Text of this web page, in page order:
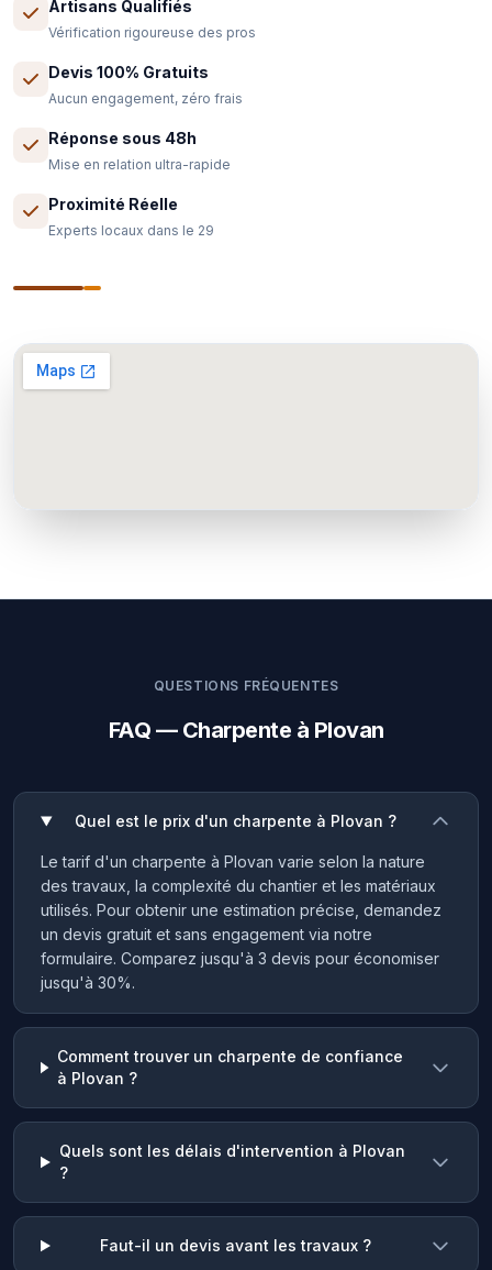
Artisans Qualifiés
Vérification rigoureuse des pros
Devis 100% Gratuits
Aucun engagement, zéro frais
Réponse sous 48h
Mise en relation ultra-rapide
Proximité Réelle
Experts locaux dans le 29
QUESTIONS FRÉQUENTES
FAQ — Charpente à Plovan
Quel est le prix d'un charpente à Plovan ?
Le tarif d'un charpente à Plovan varie selon la nature
des travaux, la complexité du chantier et les matériaux
utilisés. Pour obtenir une estimation précise, demandez
un devis gratuit et sans engagement via notre
formulaire. Comparez jusqu'à 3 devis pour économiser
jusqu'à 30%.
Comment trouver un charpente de confiance
à Plovan ?
Quels sont les délais d'intervention à Plovan
?
Faut-il un devis avant les travaux ?